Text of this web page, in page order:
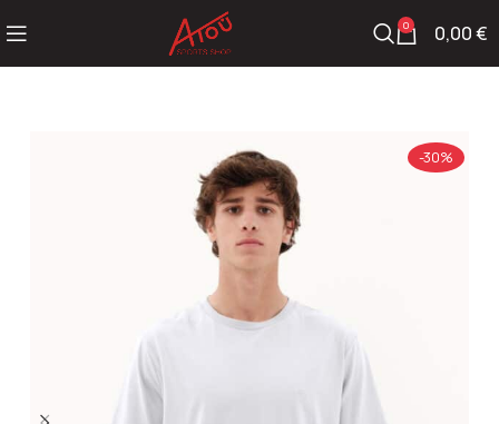
0 0,00€
-30%